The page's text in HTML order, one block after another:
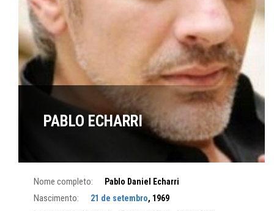
PABLO ECHARRI
Nome completo: Pablo Daniel Echarri
Nascimento: 21 de setembro, 1969